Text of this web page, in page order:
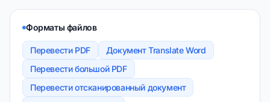
Форматы файлов
Перевести PDF
Документ Translate Word
Перевести большой PDF
Перевести отсканированный документ